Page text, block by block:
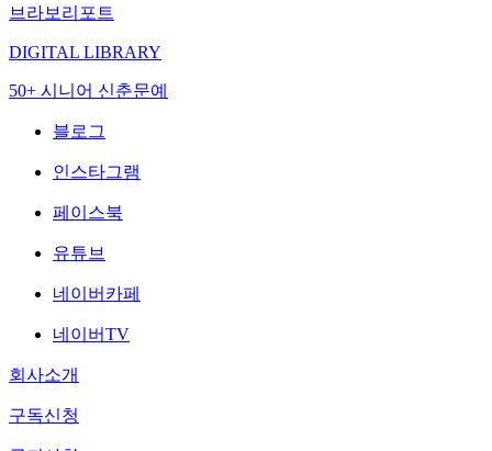
브라보리포트
DIGITAL LIBRARY
50+ 시니어 신춘문예
블로그
인스타그램
페이스북
유튜브
네이버카페
네이버TV
회사소개
구독신청